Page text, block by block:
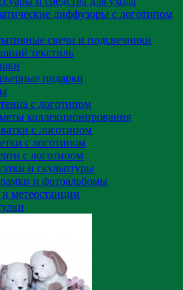
диффузоры с логотипом
свечи и подсвечники
текстиль
подарки
с логотипом
коллекционирования
с логотипом
с логотипом
с логотипом
и скульптуры
и фотоальбомы
метеостанции